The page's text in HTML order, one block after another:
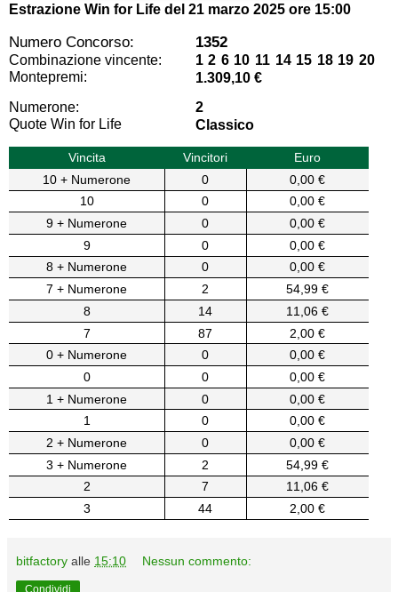
Estrazione Win for Life del 21 marzo 2025 ore 15:00
Numero Concorso: 1352
Combinazione vincente:
1 2 6 10 11 14 15 18 19 20
Montepremi:
1.309,10 €
Numerone:
2
Quote Win for Life
Classico
Vincita Vincitori
Euro
10 + Numerone
0
0,00 €
10
0
0,00 €
9 + Numerone
0
0,00 €
9
0
0,00 €
8 + Numerone
0
0,00 €
7 + Numerone
2
54,99 €
8
14
11,06 €
7
87
2,00 €
0 + Numerone
0
0,00 €
0
0
0,00 €
1 + Numerone
0
0,00 €
1
0
0,00 €
2 + Numerone
0
0,00 €
3 + Numerone
2
54,99 €
2
7
11,06 €
3
44 2,00 €
bitfactory alle 15:10 Nessun commento:
Condividi